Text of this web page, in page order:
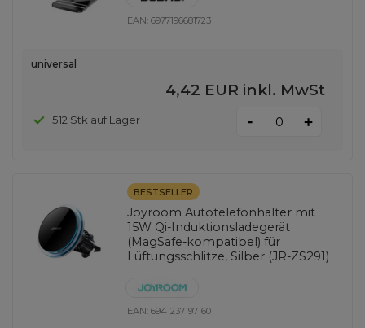
EAN:6977196681723
universal
4,42 EUR inkl. MwSt
512 Stk auf Lager - +
BESTSELLER
Joyroom Autotelefonhalter mit
15W Qi-Induktionsladegerät
(MagSafe-kompatibel) für
Lüftungsschlitze, Silber (JR-ZS291)
EAN:6941237197160